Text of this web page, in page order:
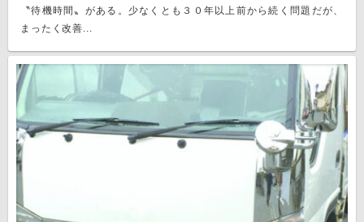
〝待機時間〟がある。少なくとも３０年以上前から続く問題だが、
まったく改善...